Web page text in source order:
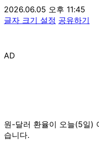
2026.06.05 오후 11:45
글자 크기 설정 공유하기
AD
원-달러 환율이 오늘(5일)
습니다.